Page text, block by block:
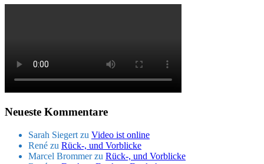
Neueste Kommentare
Sarah Siegert zu Video ist online
René zu Rück-, und Vorblicke
Marcel Brommerzu Rück-, und Vorblicke